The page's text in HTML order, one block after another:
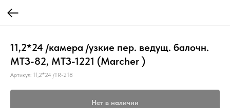
11,2*24 /камера /узкие пер. ведущ. балочн.
МТЗ-82, МТЗ-1221 (Marcher )
Артикул: 11,2*24 /TR-218
Нет в наличии